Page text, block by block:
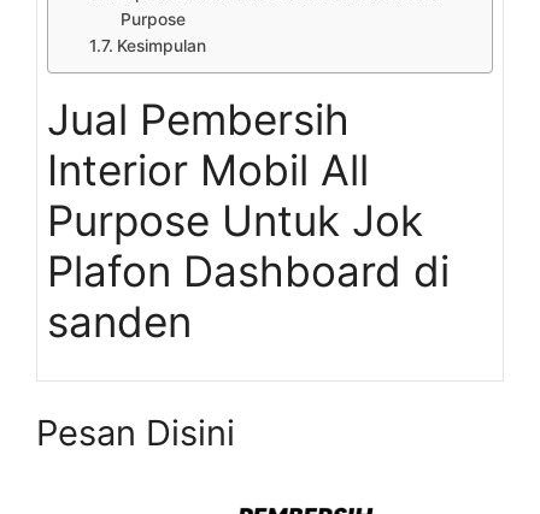
Purpose
Kesimpulan
Jual Pembersih
Interior Mobil All
Purpose Untuk Jok
Plafon Dashboard di
sanden
Pesan Disini